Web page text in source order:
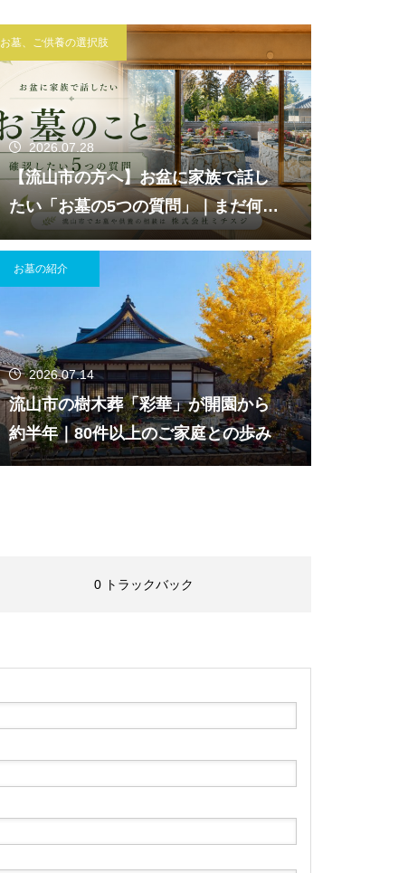
お墓、ご供養の選択肢
2026.07.28
【流山市の方へ】お盆に家族で話し
たい「お墓の5つの質問」｜まだ何も
決まっていなくても大丈夫です。
お墓の紹介
2026.07.14
流山市の樹木葬「彩華」が開園から
約半年｜80件以上のご家庭との歩み
0 トラックバック